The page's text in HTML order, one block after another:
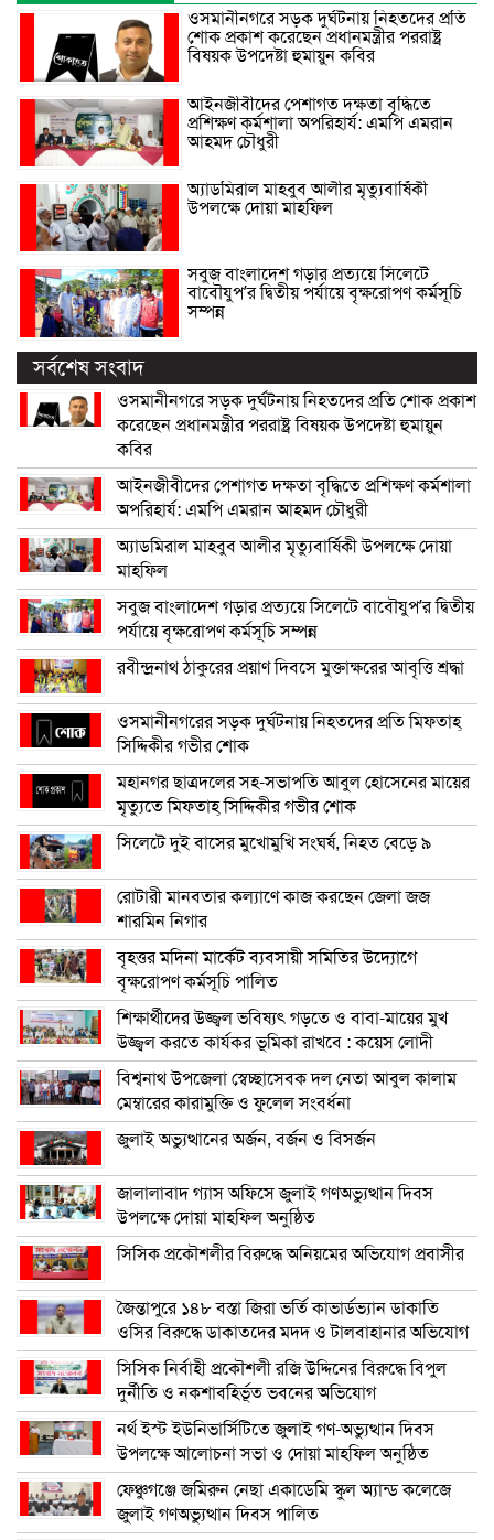
ওসমানীনগরে সড়ক দুর্ঘটনায় নিহতদের প্রতি
শোক প্রকাশ করেছেন প্রধানমন্ত্রীর পররাষ্ট্র
বিষয়ক উপদেষ্টা হুমায়ুন কবির
আইনজীবীদের পেশাগত দক্ষতা বৃদ্ধিতে
প্রশিক্ষণ কর্মশালা অপরিহার্য: এমপি এমরান
আহমদ চৌধুরী
অ্যাডমিরাল মাহবুব আলীর মৃত্যুবার্ষিকী
উপলক্ষে দোয়া মাহফিল
সবুজ বাংলাদেশ গড়ার প্রত্যয়ে সিলেটে
বাবৌযুপ’র দ্বিতীয় পর্যায়ে বৃক্ষরোপণ কর্মসূচি
সম্পন্ন
সর্বশেষ সংবাদ
ওসমানীনগরে সড়ক দুর্ঘটনায় নিহতদের প্রতি শোক প্রকাশ
করেছেন প্রধানমন্ত্রীর পররাষ্ট্র বিষয়ক উপদেষ্টা হুমায়ুন
কবির
আইনজীবীদের পেশাগত দক্ষতা বৃদ্ধিতে প্রশিক্ষণ কর্মশালা
অপরিহার্য: এমপি এমরান আহমদ চৌধুরী
অ্যাডমিরাল মাহবুব আলীর মৃত্যুবার্ষিকী উপলক্ষে দোয়া
মাহফিল
সবুজ বাংলাদেশ গড়ার প্রত্যয়ে সিলেটে বাবৌযুপ’র দ্বিতীয়
পর্যায়ে বৃক্ষরোপণ কর্মসূচি সম্পন্ন
রবীন্দ্রনাথ ঠাকুরের প্রয়াণ দিবসে মুক্তাক্ষরের আবৃত্তি শ্রদ্ধা
ওসমানীনগরের সড়ক দুর্ঘটনায় নিহতদের প্রতি মিফতাহ্
সিদ্দিকীর গভীর শোক
মহানগর ছাত্রদলের সহ-সভাপতি আবুল হোসেনের মায়ের
মৃত্যুতে মিফতাহ্ সিদ্দিকীর গভীর শোক
সিলেটে দুই বাসের মুখোমুখি সংঘর্ষ, নিহত বেড়ে ৯
রোটারী মানবতার কল্যাণে কাজ করছেন জেলা জজ
শারমিন নিগার
বৃহত্তর মদিনা মার্কেট ব্যবসায়ী সমিতির উদ্যোগে
বৃক্ষরোপণ কর্মসূচি পালিত
শিক্ষার্থীদের উজ্জ্বল ভবিষ্যৎ গড়তে ও বাবা-মায়ের মুখ
উজ্জ্বল করতে কার্যকর ভূমিকা রাখবে : কয়েস লোদী
বিশ্বনাথ উপজেলা স্বেচ্ছাসেবক দল নেতা আবুল কালাম
মেম্বারের কারামুক্তি ও ফুলেল সংবর্ধনা
জুলাই অভ্যুত্থানের অর্জন, বর্জন ও বিসর্জন
জালালাবাদ গ্যাস অফিসে জুলাই গণঅভ্যুত্থান দিবস
উপলক্ষে দোয়া মাহফিল অনুষ্ঠিত
সিসিক প্রকৌশলীর বিরুদ্ধে অনিয়মের অভিযোগ প্রবাসীর
জৈন্তাপুরে ১৪৮ বস্তা জিরা ভর্তি কাভার্ডভ্যান ডাকাতি
ওসির বিরুদ্ধে ডাকাতদের মদদ ও টালবাহানার অভিযোগ
সিসিক নির্বাহী প্রকৌশলী রজি উদ্দিনের বিরুদ্ধে বিপুল
দুর্নীতি ও নকশাবহির্ভূত ভবনের অভিযোগ
নর্থ ইস্ট ইউনিভার্সিটিতে জুলাই গণ-অভ্যুত্থান দিবস
উপলক্ষে আলোচনা সভা ও দোয়া মাহফিল অনুষ্ঠিত
ফেঞ্চুগঞ্জে জমিরুন নেছা একাডেমি স্কুল অ্যান্ড কলেজে
জুলাই গণঅভ্যুত্থান দিবস পালিত